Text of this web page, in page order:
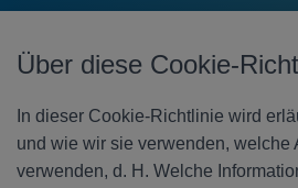
Über diese Cookie-
In dieser Cookie-Richtlinie wird
und wie wir sie verwenden, welche
verwenden, d. H. Welche